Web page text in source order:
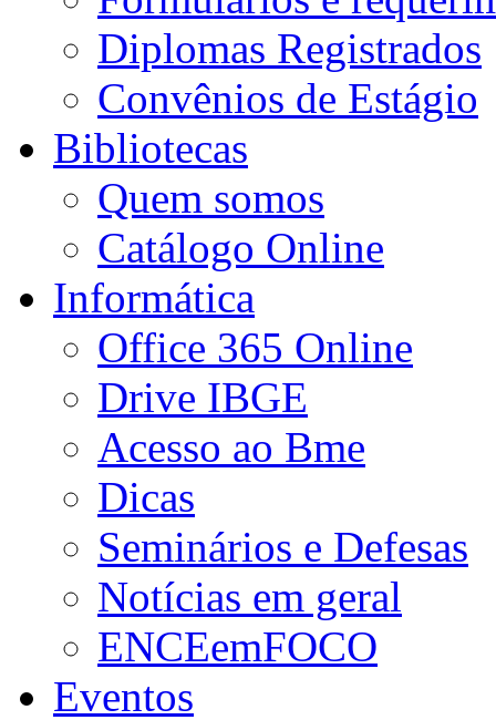
Diplomas Registrados
Convênios de Estágio
Bibliotecas
Quem somos
Catálogo Online
Informática
Office 365 Online
Drive IBGE
Acesso ao Bme
Dicas
Seminários e Defesas
Notícias em geral
ENCEemFOCO
Eventos